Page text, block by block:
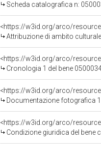
Scheda catalografica n:
<https://w3id.org/arco/
Attribuzione di ambito
<https://w3id.org/arco/
Cronologia 1 del bene
<https://w3id.org/arco/
Documentazione fotografica
<https://w3id.org/arco/
Condizione giuridica del bene